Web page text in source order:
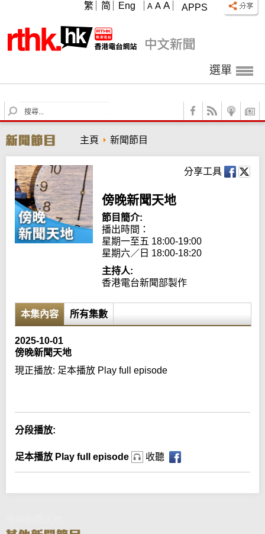
APPS
A A A
繁 简 Eng
選單
S
e
r
c
h
主頁 新聞節目
分享工具
傍晚新聞天地
節目簡介:
播出時間：
星期一至五 18:00-19:00
星期六／日 18:00-18:20
主持人:
香港電台新聞部製作
本集內容 所有集數
2025-10-01
傍晚新聞天地
現正播放: 足本播放 Play full episode
分段播放:
足本播放 Play full episode 收聽